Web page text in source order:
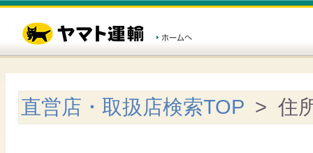
直営店・取扱店検索TOP > 住